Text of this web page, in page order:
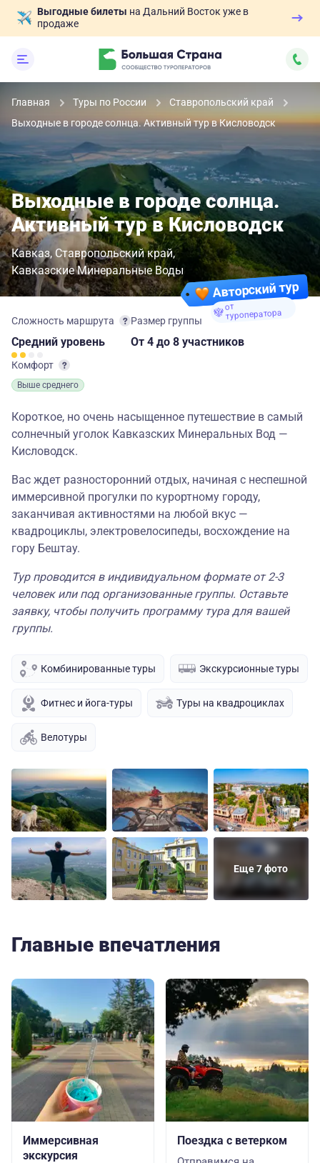
Выгодные билеты на Дальний Восток уже в
продаже
Главная Туры по России
Ставропольский край
Выходные в городе солнца. Активный тур в Кисловодск
Авторский тур
от
туроператора
Выходные в городе солнца.
Активный тур в Кисловодск
Кавказ Ставропольский край
Кавказские Минеральные Воды
Сложность маршрута
Средний уровень
Комфорт
Выше среднего
Размер группы
От 4 до 8 участников
Короткое, но очень насыщенное путешествие в самый
солнечный уголок Кавказских Минеральных Вод —
Кисловодск.
Вас ждет разносторонний отдых, начиная с неспешной
иммерсивной прогулки по курортному городу,
заканчивая активностями на любой вкус —
квадроциклы, электровелосипеды, восхождение на
гору Бештау.
Тур проводится в индивидуальном формате от 2-3
человек или под организованные группы. Оставьте
заявку, чтобы получить программу тура для вашей
группы.
Комбинированные туры Экскурсионные туры
Фитнес и йога-туры Туры на квадроциклах
Велотуры
Еще 7 фото
Главные впечатления
Иммерсивная
экскурсия
Поездка с ветерком